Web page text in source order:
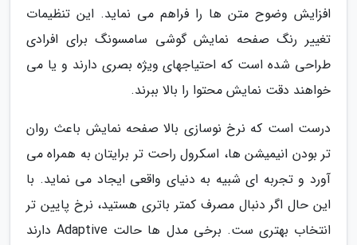
افزایش وضوح متن ها را فراهم می نماید. این تنظیمات
تغییر رنگ صفحه نمایش گوشی سامسونگ برای افرادی
طراحی شده است که احتیاجهای ویژه بصری دارند و یا می
خواهند دقت نمایش محتوا را بالا ببرند.
درست است که نرخ نوسازی بالا صفحه نمایش باعث روان
تر بودن انیمیشن ها، اسکرول راحت تر برایتان به همراه می
آورد و تجربه ای شبیه به دنیای واقعی ایجاد می نماید. با
این حال اگر دنبال مصرف کمتر باتری هستید، نرخ پایین تر
انتخاب بهتری ست. برخی مدل ها حالت Adaptive دارند